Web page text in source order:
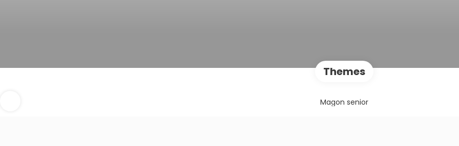
Themes
Magon senior